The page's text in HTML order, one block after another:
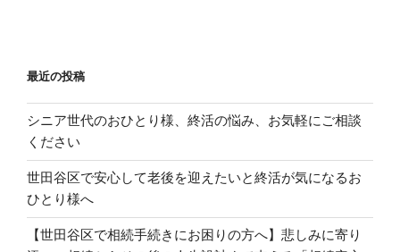
ン
最近の投稿
シニア世代のおひとり様、終活の悩み、お気軽にご相談
ください
世田谷区で安心して老後を迎えたいと終活が気になるお
ひとり様へ
【世田谷区で相続手続きにお困りの方へ】悲しみに寄り